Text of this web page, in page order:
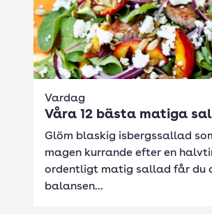
Vardag
Våra 12 bästa matiga
Glöm blaskig isbergssallad
magen kurrande efter en
ordentligt matig sallad får du
balansen...